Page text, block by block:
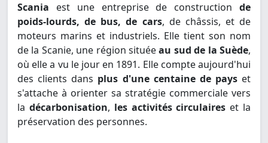
Scania est une entreprise de construction de
poids-lourds, de bus, de cars, de châssis, et de
moteurs marins et industriels. Elle tient son nom
de la Scanie, une région situéeau sud de la Suède,
où elle a vu le jour en 1891. Elle compte aujourd'hui
des clients dans plus d'une centaine de payset
s'attache à orienter sa stratégie commerciale vers
la décarbonisation, les activités circulaires et la
préservation des personnes.